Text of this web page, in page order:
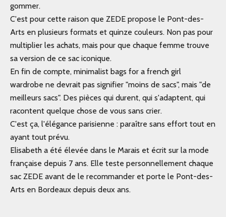
gommer.
C'est pour cette raison que ZEDE propose le Pont-des-
Arts en plusieurs formats et quinze couleurs. Non pas pour
multiplier les achats, mais pour que chaque femme trouve
sa version de ce sac iconique.
En fin de compte, minimalist bags for a french girl
wardrobe ne devrait pas signifier "moins de sacs", mais "de
meilleurs sacs". Des pièces qui durent, qui s'adaptent, qui
racontent quelque chose de vous sans crier.
C'est ça, l'élégance parisienne : paraître sans effort tout en
ayant tout prévu.
Elisabeth a été élevée dans le Marais et écrit sur la mode
française depuis 7 ans. Elle teste personnellement chaque
sac ZEDE avant de le recommander et porte le Pont-des-
Arts en Bordeaux depuis deux ans.